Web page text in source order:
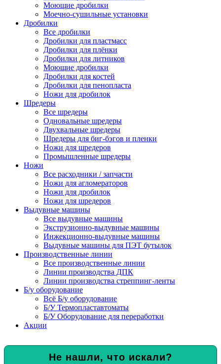
Моющие дробилки
Моечно-сушильные установки
Дробилки
Все дробилки
Дробилки для пластмасс
Дробилки для плёнки
Дробилки для литников
Моющие дробилки
Дробилки для костей
Дробилки для пенопласта
Ножи для дробилок
Шредеры
Все шредеры
Одновальные шредеры
Двухвальные шредеры
Шредеры для биг-бэгов и пленки
Ножи для шредеров
Промышленные шредеры
Ножи
Все расходники / запчасти
Ножи для агломераторов
Ножи для дробилок
Ножи для шредеров
Выдувные машины
Все выдувные машины
Экструзионно-выдувные машины
Инжекционно-выдувные машины
Выдувные машины для ПЭТ бутылок
Производственные линии
Все производственные линии
Линии производства ДПК
Линии производства стреппинг-ленты
Б/у оборудование
Всё Б/у оборудование
Б/У Термопластавтоматы
Б/У Оборудование для переработки
Акции
Не нашли, что искали?